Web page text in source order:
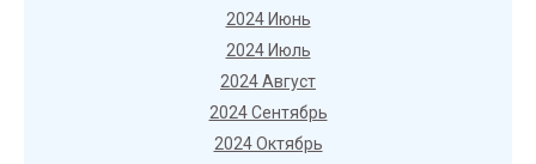
2024 Июнь
2024 Июль
2024 Август
2024 Сентябрь
2024 Октябрь